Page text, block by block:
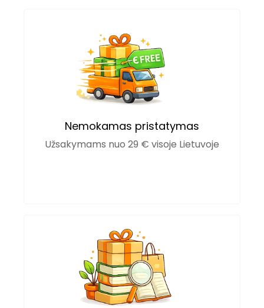
Nemokamas pristatymas
Užsakymams nuo 29 € visoje Lietuvoje